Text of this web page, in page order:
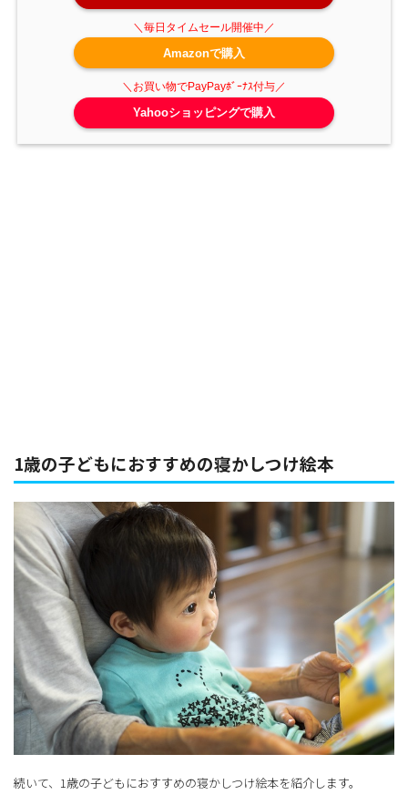
Amazonで購入
Yahooショッピングで購入
1歳の子どもにおすすめの寝かしつけ絵本
続いて、1歳の子どもにおすすめの寝かしつけ絵本を紹介します。